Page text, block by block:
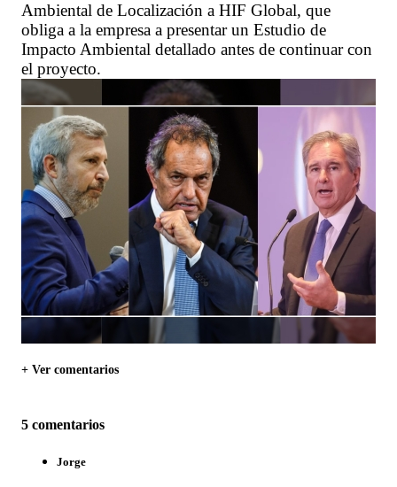
Ambiental de Localización a HIF Global, que
obliga a la empresa a presentar un Estudio de
Impacto Ambiental detallado antes de continuar con
el proyecto.
+ Ver comentarios
5 comentarios
Jorge